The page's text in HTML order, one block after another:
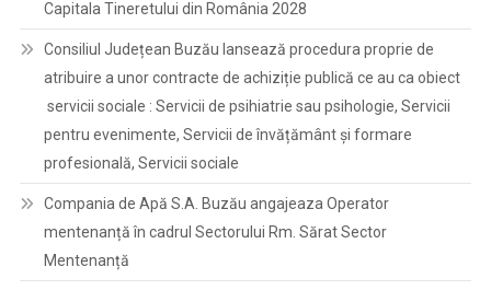
Capitala Tineretului din România 2028
Consiliul Județean Buzău lansează procedura proprie de
atribuire a unor contracte de achiziție publică ce au ca obiect
servicii sociale : Servicii de psihiatrie sau psihologie, Servicii
pentru evenimente, Servicii de învățământ și formare
profesională, Servicii sociale
Compania de Apă S.A. Buzău angajeaza Operator
mentenanță în cadrul Sectorului Rm. Sărat Sector
Mentenanță